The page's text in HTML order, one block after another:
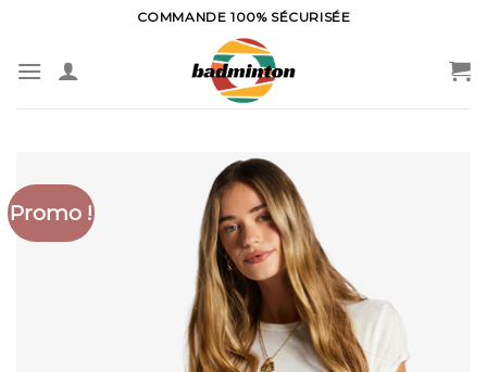
content
COMMANDE 100% SÉCURISÉE
Promo !